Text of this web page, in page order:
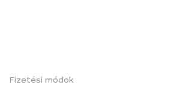
Fizetési módok